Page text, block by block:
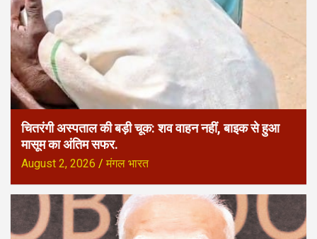
चितरंगी अस्पताल की बड़ी चूक: शव वाहन नहीं, बाइक से हुआ
मासूम का अंतिम सफर.
August 2, 2026 मंगल भारत